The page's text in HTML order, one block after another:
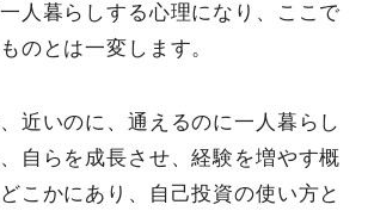
人暮らしする心理になり、ここで
のとは一変します。
近いのに、通えるのに一人暮らし
自らを成長させ、経験を増やす概
こかにあり、自己投資の使い方と